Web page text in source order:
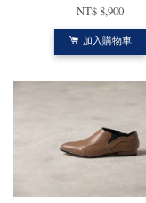
NT$ 8,900
加入購物車